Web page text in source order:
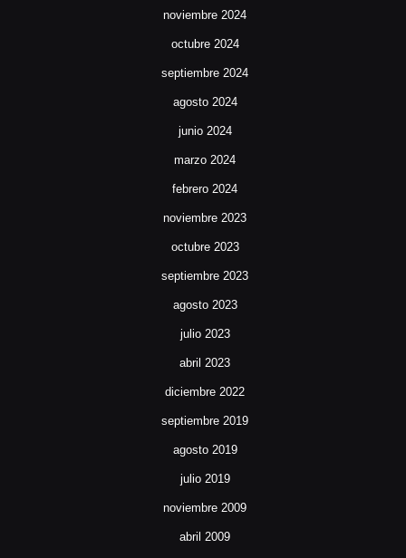
noviembre 2024
octubre 2024
septiembre 2024
agosto 2024
junio 2024
marzo 2024
febrero 2024
noviembre 2023
octubre 2023
septiembre 2023
agosto 2023
julio 2023
abril 2023
diciembre 2022
septiembre 2019
agosto 2019
julio 2019
noviembre 2009
abril 2009